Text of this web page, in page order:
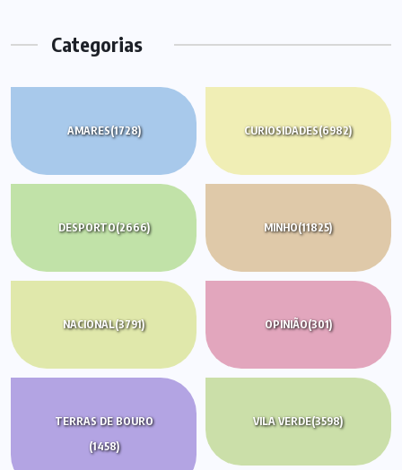
Categorias
AMARES(1728) CURIOSIDADES(6982)
DESPORTO(2666) MINHO(11825)
NACIONAL(3791) OPINIÃO(301)
TERRAS DE BOURO
(1458)
VILA VERDE(3598)